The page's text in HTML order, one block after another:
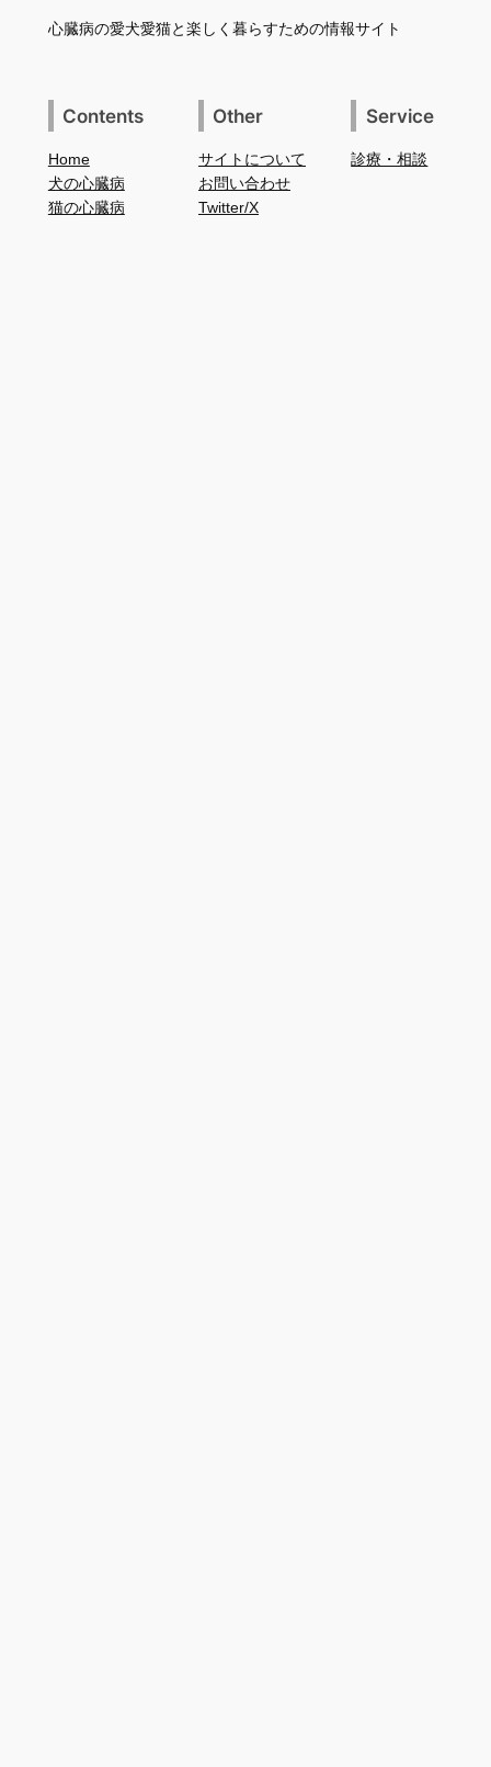
心臓病の愛犬愛猫と楽しく暮らすための情報サイト
Contents
Home
犬の心臓病
猫の心臓病
Other
サイトについて
お問い合わせ
Twitter/X
Service
診療・相談